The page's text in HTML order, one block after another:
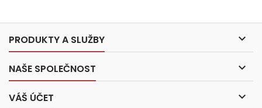
PRODUKTY A SLUŽBY 
NAŠE SPOLEČNOST 
VÁŠ ÚČET 